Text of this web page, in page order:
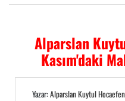
Alparslan
Kasım'daki
Yazar:Alparslan Kuytul